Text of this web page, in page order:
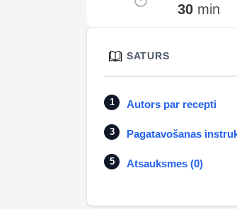
30min
SATURS
Autors par recepti
Pagatavošanas
Atsauksmes (0)